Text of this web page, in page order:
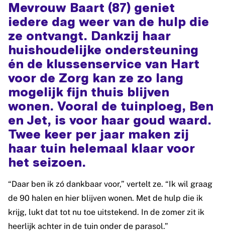
Mevrouw Baart (87) geniet
iedere dag weer van de hulp die
ze ontvangt. Dankzij haar
huishoudelijke ondersteuning
én de klussenservice van Hart
voor de Zorg kan ze zo lang
mogelijk fijn thuis blijven
wonen. Vooral de tuinploeg, Ben
en Jet, is voor haar goud waard.
Twee keer per jaar maken zij
haar tuin helemaal klaar voor
het seizoen.
“Daar ben ik zó dankbaar voor,” vertelt ze. “Ik wil graag
de 90 halen en hier blijven wonen. Met de hulp die ik
krijg, lukt dat tot nu toe uitstekend. In de zomer zit ik
heerlijk achter in de tuin onder de parasol.”